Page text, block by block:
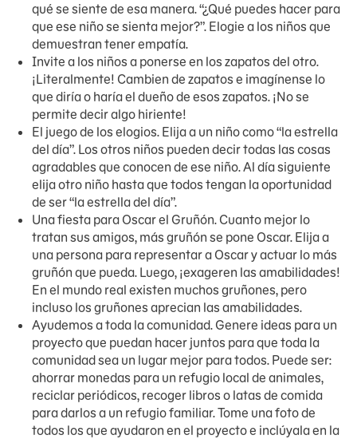
qué se siente de esa manera. “¿Qué puedes hacer para
que ese niño se sienta mejor?”. Elogie a los niños que
demuestran tener empatía.
Invite a los niños a ponerse en los zapatos del otro.
¡Literalmente! Cambien de zapatos e imagínense lo
que diría o haría el dueño de esos zapatos. ¡No se
permite decir algo hiriente!
El juego de los elogios. Elija a un niño como “la estrella
del día”. Los otros niños pueden decir todas las cosas
agradables que conocen de ese niño. Al día siguiente
elija otro niño hasta que todos tengan la oportunidad
de ser “la estrella del día”.
Una fiesta para Oscar el Gruñón. Cuanto mejor lo
tratan sus amigos, más gruñón se pone Oscar. Elija a
una persona para representar a Oscar y actuar lo más
gruñón que pueda. Luego, ¡exageren las amabilidades!
En el mundo real existen muchos gruñones, pero
incluso los gruñones aprecian las amabilidades.
Ayudemos a toda la comunidad. Genere ideas para un
proyecto que puedan hacer juntos para que toda la
comunidad sea un lugar mejor para todos. Puede ser:
ahorrar monedas para un refugio local de animales,
reciclar periódicos, recoger libros o latas de comida
para darlos a un refugio familiar. Tome una foto de
todos los que ayudaron en el proyecto e inclúyala en la